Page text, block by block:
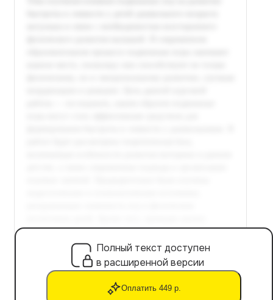
Полный текст доступен
в расширенной версии
Оплатить 449 р.